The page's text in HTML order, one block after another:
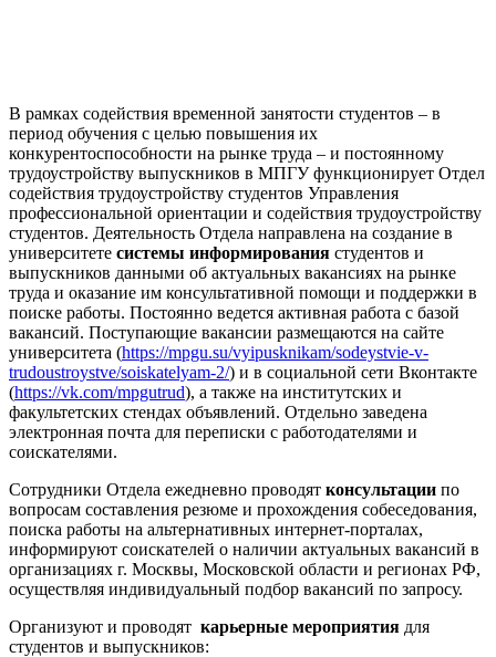
В рамках содействия временной занятости студентов – в
период обучения с целью повышения их
конкурентоспособности на рынке труда – и постоянному
трудоустройству выпускников в МПГУ функционирует Отдел
содействия трудоустройству студентов Управления
профессиональной ориентации и содействия трудоустройству
студентов. Деятельность Отдела направлена на создание в
университете системы информирования студентов и
выпускников данными об актуальных вакансиях на рынке
труда и оказание им консультативной помощи и поддержки в
поиске работы. Постоянно ведется активная работа с базой
вакансий. Поступающие вакансии размещаются на сайте
университета (https://mpgu.su/vyipusknikam/sodeystvie-v-
trudoustroystve/soiskatelyam-2/) и в социальной сети Вконтакте
(https://vk.com/mpgutrud), а также на институтских и
факультетских стендах объявлений. Отдельно заведена
электронная почта для переписки с работодателями и
соискателями.
Сотрудники Отдела ежедневно проводят консультации по
вопросам составления резюме и прохождения собеседования,
поиска работы на альтернативных интернет-порталах,
информируют соискателей о наличии актуальных вакансий в
организациях г. Москвы, Московской области и регионах РФ,
осуществляя индивидуальный подбор вакансий по запросу.
Организуют и проводят карьерные мероприятия для
студентов и выпускников: